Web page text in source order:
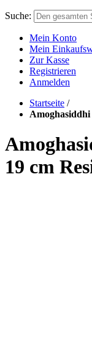
Suche:
Mein Konto
Mein
Zur Kasse
Registrieren
Anmelden
Startseite /
19 cm